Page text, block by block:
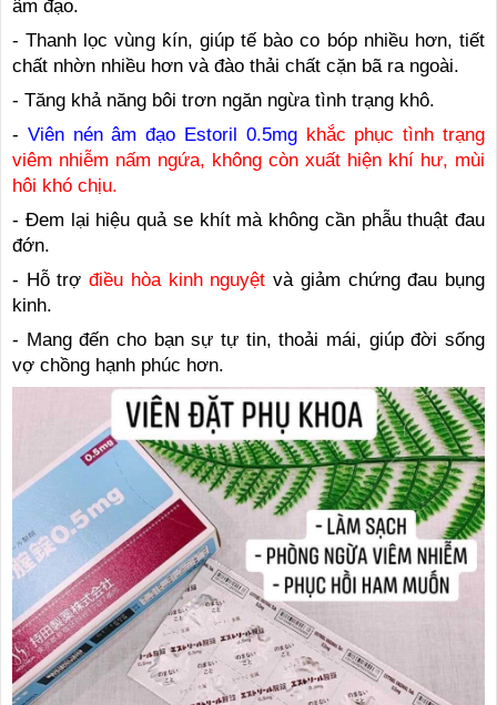
âm đạo.
- Thanh lọc vùng kín, giúp tế bào co bóp nhiều hơn, tiết
chất nhờn nhiều hơn và đào thải chất cặn bã ra ngoài.
- Tăng khả năng bôi trơn ngăn ngừa tình trạng khô.
- Viên nén âm đạo Estoril 0.5mg khắc phục tình trạng
viêm nhiễm nấm ngứa, không còn xuất hiện khí hư, mùi
hôi khó chịu.
- Đem lại hiệu quả se khít mà không cần phẫu thuật đau
đớn.
- Hỗ trợ điều hòa kinh nguyệt và giảm chứng đau bụng
kinh.
- Mang đến cho bạn sự tự tin, thoải mái, giúp đời sống
vợ chồng hạnh phúc hơn.